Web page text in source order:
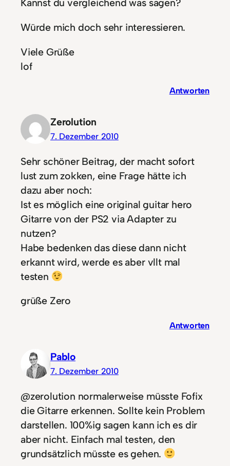
Kannst du vergleichend was sagen?
Würde mich doch sehr interessieren.
Viele Grüße
lof
Antworten
Zerolution
7. Dezember 2010
Sehr schöner Beitrag, der macht sofort
lust zum zokken, eine Frage hätte ich
dazu aber noch:
Ist es möglich eine original guitar hero
Gitarre von der PS2 via Adapter zu
nutzen?
Habe bedenken das diese dann nicht
erkannt wird, werde es aber vllt mal
testen
grüße Zero
Antworten
Pablo
7. Dezember 2010
@zerolution normalerweise müsste Fofix
die Gitarre erkennen. Sollte kein Problem
darstellen. 100%ig sagen kann ich es dir
aber nicht. Einfach mal testen, den
grundsätzlich müsste es gehen.